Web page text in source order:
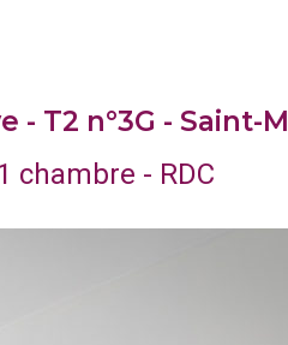
T2 n°3G - Saint-
chambre - RDC